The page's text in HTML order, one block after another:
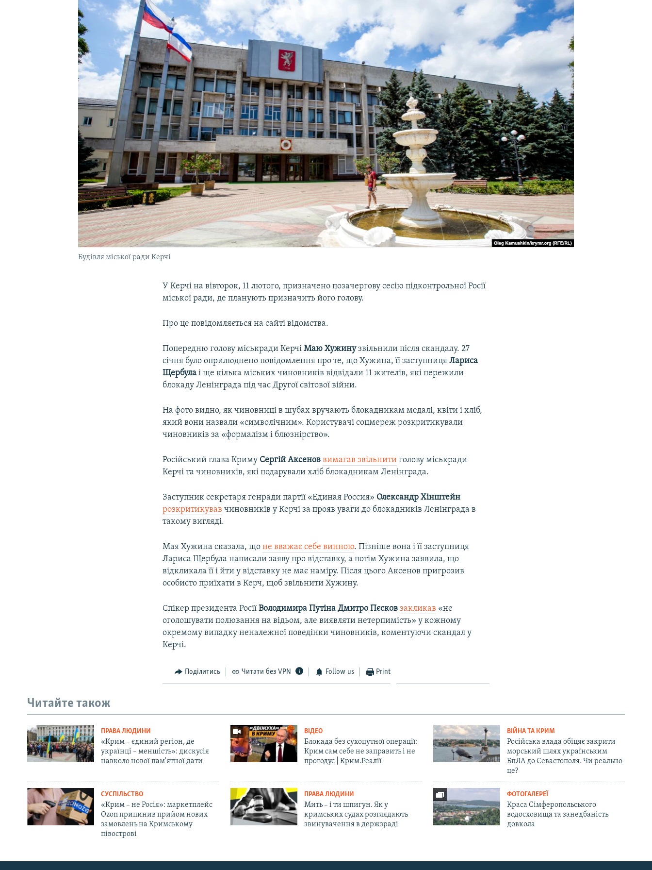
УКРАЇНСЬКА ПРОБЛЕМА КРИМУ
Русский
Будівля міської ради Керчі
У Керчі на вівторок, 11 лютого, призначено позачергову сесію підконтрольної Росії
міської ради, де планують призначить його голову.
Про це повідомляється на сайті відомства.
Попередню голову міськради КерчіМаю Хужинузвільнили після скандалу. 27
січня було оприлюднено повідомлення про те, що Хужина, її заступницяЛариса
Щербула і ще кілька міських чиновників відвідали 11 жителів, які пережили
блокаду Ленінграда під час Другої світової війни.
На фото видно, як чиновниці в шубах вручають блокадникам медалі, квіти і хліб,
який вони назвали «символічним». Користувачі соцмереж розкритикували
чиновників за «формалізм і блюзнірство».
Російський глава Криму Сергій Аксенов вимагав звільнити голову міськради
Керчі та чиновників, які подарували хліб блокадникам Ленінграда.
Заступник секретаря генради партії «Единая Россия» Олександр Хінштейн
розкритикував чиновників у Керчі за прояв уваги до блокадників Ленінграда в
такому вигляді.
Мая Хужина сказала, щоне вважає себе винною. Пізніше вона і її заступниця
Лариса Щербула написали заяву про відставку, а потім Хужина заявила, що
відкликала її і йти у відставку не має наміру. Після цього Аксенов пригрозив
особисто приїхати в Керч, щоб звільнити Хужину.
Спікер президента РосіїВолодимира Путіна Дмитро Пєсков закликав «не
оголошувати полювання на відьом, але виявляти нетерпимість» у кожному
окремому випадку неналежної поведінки чиновників, коментуючи скандал у
Керчі.
Поділитись Читати без VPN Follow us Print
Читайте також
ПРАВА ЛЮДИНИ
«Крим – єдиний регіон, де
українці – меншість»: дискусія
навколо нової пам'ятної дати
ВІДЕО
Блокада без сухопутної операції:
Крим сам себе не заправить і не
прогодує | Крим.Реалії
ВІЙНА ТА КРИМ
Російська влада обіцяє закрити
морський шлях українським
БпЛА до Севастополя. Чи реально
це?
СУСПІЛЬСТВО
«Крим – не Росія»: маркетплейс
Ozon припинив прийом нових
замовлень на Кримському
півострові
ПРАВА ЛЮДИНИ
Мить – і ти шпигун. Як у
кримських судах розглядають
звинувачення в держзраді
ФОТОГАЛЕРЕЇ
Краса Сімферопольського
водосховища та занедбаність
довкола